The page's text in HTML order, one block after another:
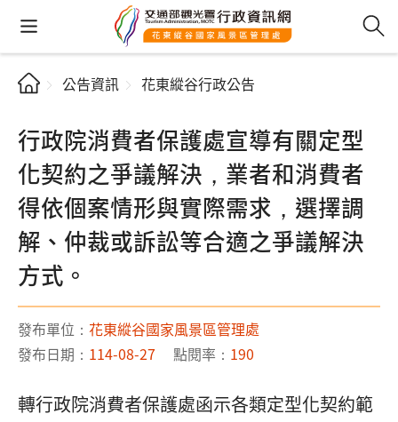
公告資訊 花東縱谷行政公告
行政院消費者保護處宣導有關定型
化契約之爭議解決，業者和消費者
得依個案情形與實際需求，選擇調
解、仲裁或訴訟等合適之爭議解決
方式。
發布單位： 花東縱谷國家風景區管理處
發布日期： 114-08-27 點閱率： 190
轉行政院消費者保護處函示各類定型化契約範